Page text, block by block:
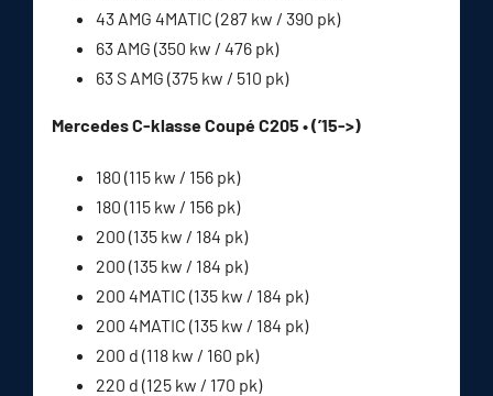
43 AMG 4MATIC (287 kw / 390 pk)
63 AMG (350 kw / 476 pk)
63 S AMG (375 kw / 510 pk)
Mercedes C-klasse Coupé C205 • (’15->)
180 (115 kw / 156 pk)
180 (115 kw / 156 pk)
200 (135 kw / 184 pk)
200 (135 kw / 184 pk)
200 4MATIC (135 kw / 184 pk)
200 4MATIC (135 kw / 184 pk)
200 d (118 kw / 160 pk)
220 d (125 kw / 170 pk)